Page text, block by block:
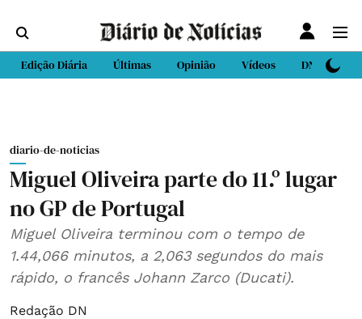
Edição Diária Últimas Opinião Vídeos DN Sport
diario-de-noticias
Miguel Oliveira parte do 11.º lugar
no GP de Portugal
Miguel Oliveira terminou com o tempo de
1.44,066 minutos, a 2,063 segundos do mais
rápido, o francês Johann Zarco (Ducati).
Redação DN